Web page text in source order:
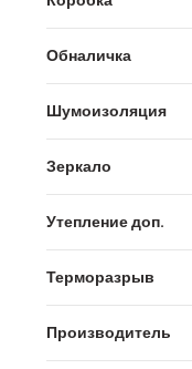
Обналичка
Шумоизоляция
Зеркало
Утепление доп.
Терморазрыв
Производитель